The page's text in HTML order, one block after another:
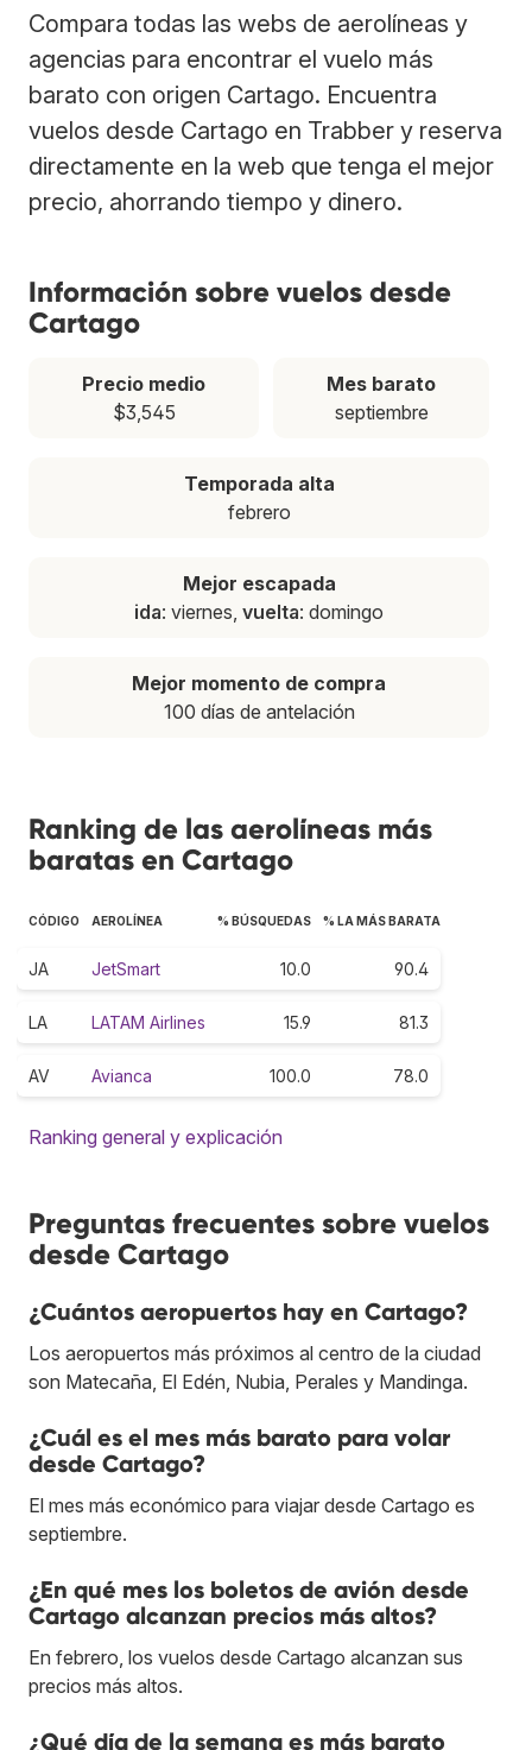
Compara todas las webs de aerolíneas y
agencias para encontrar el vuelo más
barato con origen Cartago. Encuentra
vuelos desde Cartago en Trabber y reserva
directamente en la web que tenga el mejor
precio, ahorrando tiempo y dinero.
Información sobre vuelos desde
Cartago
Precio medio
$3,545
Mes barato
septiembre
Temporada alta
febrero
Mejor escapada
ida: viernes, vuelta: domingo
Mejor momento de compra
100 días de antelación
Ranking de las aerolíneas más
baratas en Cartago
CÓDIGO AEROLÍNEA % BÚSQUEDAS % LA MÁS BARATA
JA JetSmart 10.0 90.4
LA LATAM Airlines 15.9 81.3
AV Avianca 100.0 78.0
Ranking general y explicación
Preguntas frecuentes sobre vuelos
desde Cartago
¿Cuántos aeropuertos hay en Cartago?
Los aeropuertos más próximos al centro de la ciudad
son Matecaña, El Edén, Nubia, Perales y Mandinga.
¿Cuál es el mes más barato para volar
desde Cartago?
El mes más económico para viajar desde Cartago es
septiembre.
¿En qué mes los boletos de avión desde
Cartago alcanzan precios más altos?
En febrero, los vuelos desde Cartago alcanzan sus
precios más altos.
¿Qué día de la semana es más barato